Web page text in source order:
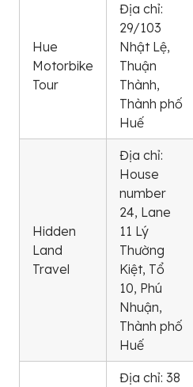
Hue
Motorbike
Tour
Địa chỉ:
29/103
Nhật Lệ,
Thuận
Thành,
Thành phố
Huế
Hidden
Land
Travel
Địa chỉ:
House
number
24, Lane
11 Lý
Thường
Kiệt, Tổ
10, Phú
Nhuận,
Thành phố
Huế
Địa chỉ: 38